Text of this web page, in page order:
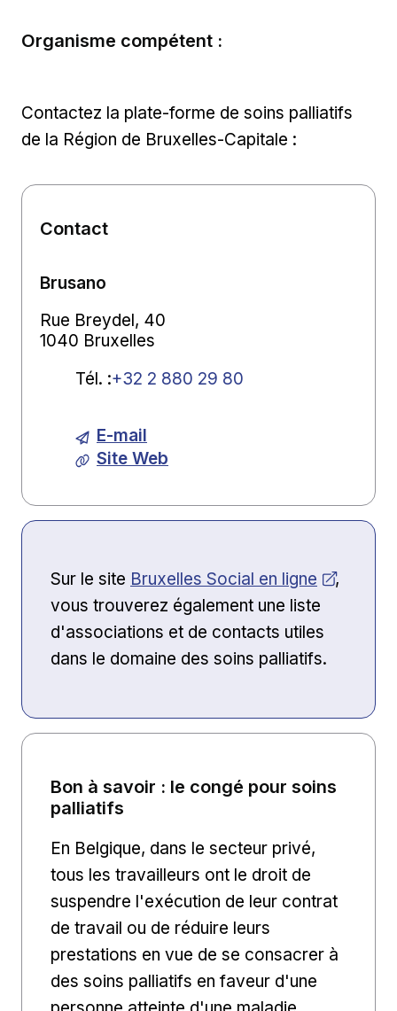
Organisme compétent :
Contactez la plate-forme de soins palliatifs
de la Région de Bruxelles-Capitale :
Contact
Brusano
Rue Breydel, 40
1040 Bruxelles
Tél. :+32 2 880 29 80
E-mail
Site Web
Sur le site Ouvrir dans une nouvelle fenêtre
Bruxelles Social en ligne
,
vous trouverez également une liste
d'associations et de contacts utiles
dans le domaine des soins palliatifs.
Bon à savoir : le congé pour soins
palliatifs
En Belgique, dans le secteur privé,
tous les travailleurs ont le droit de
suspendre l'exécution de leur contrat
de travail ou de réduire leurs
prestations en vue de se consacrer à
des soins palliatifs en faveur d'une